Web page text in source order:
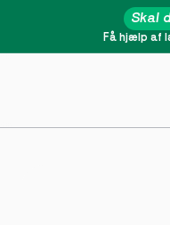
Få hjælp af
Skal